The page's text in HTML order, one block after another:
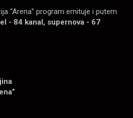
“Arena” program emituje i putem
- 84 kanal, supernova - 67